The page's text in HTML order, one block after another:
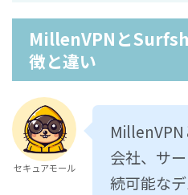
MillenVPNと
徴と違い
セキュアモール
会社、サ
続可能な